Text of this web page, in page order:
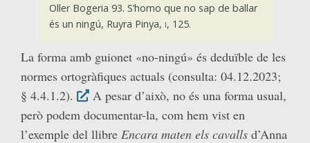
Oller Bogeria 93. S’homo que no sap de ballar
és un ningú, Ruyra Pinya, i, 125.
La forma amb guionet «no-ningú» és deduïble de les
normes ortogràfiques actuals (consulta: 04.12.2023;
§ 4.4.1.2).
A pesar d’això, no és una forma usual,
però podem documentar-la, com hem vist en
l’exemple del llibre Encara maten els cavalls d’Anna